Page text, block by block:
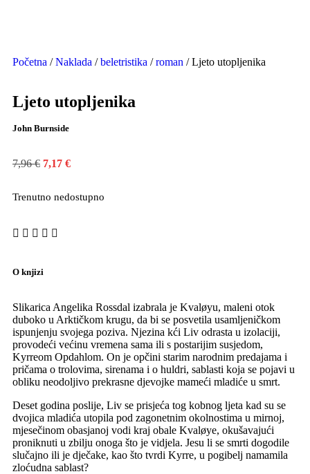
Početna /Naklada /beletristika /roman / Ljeto utopljenika
Ljeto utopljenika
John Burnside
7,96€ 7,17 €
Trenutno nedostupno
O knjizi
Slikarica Angelika Rossdal izabrala je Kvaløyu, maleni otok
duboko u Arktičkom krugu, da bi se posvetila usamljeničkom
ispunjenju svojega poziva. Njezina kći Liv odrasta u izolaciji,
provodeći većinu vremena sama ili s postarijim susjedom,
Kyrreom Opdahlom. On je opčini starim narodnim predajama i
pričama o trolovima, sirenama i o huldri, sablasti koja se pojavi u
obliku neodoljivo prekrasne djevojke mameći mladiće u smrt.
Deset godina poslije, Liv se prisjeća tog kobnog ljeta kad su se
dvojica mladića utopila pod zagonetnim okolnostima u mirnoj,
mjesečinom obasjanoj vodi kraj obale Kvaløye, okušavajući
proniknuti u zbilju onoga što je vidjela. Jesu li se smrti dogodile
slučajno ili je dječake, kao što tvrdi Kyrre, u pogibelj namamila
zloćudna sablast?